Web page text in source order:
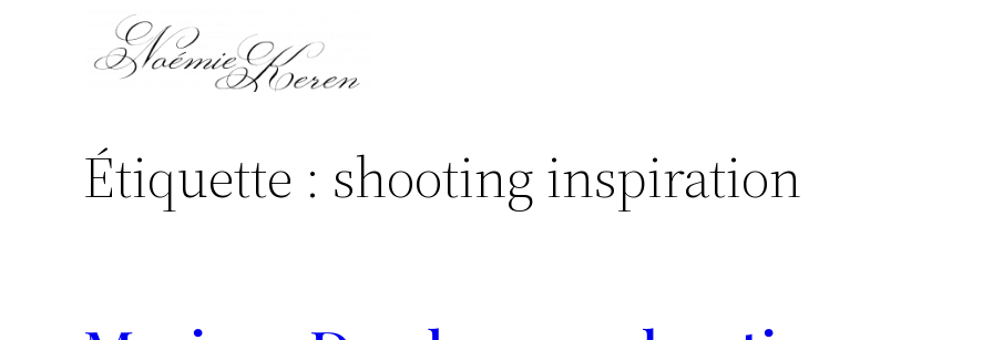
Étiquette : shooting inspiration